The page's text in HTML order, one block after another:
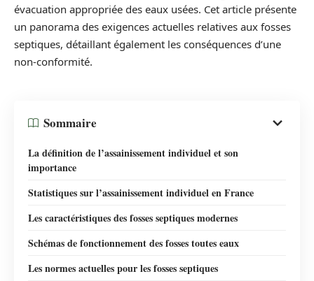
évacuation appropriée des eaux usées. Cet article présente
un panorama des exigences actuelles relatives aux fosses
septiques, détaillant également les conséquences d’une
non-conformité.
Sommaire
La définition de l’assainissement individuel et son
importance
Statistiques sur l’assainissement individuel en France
Les caractéristiques des fosses septiques modernes
Schémas de fonctionnement des fosses toutes eaux
Les normes actuelles pour les fosses septiques